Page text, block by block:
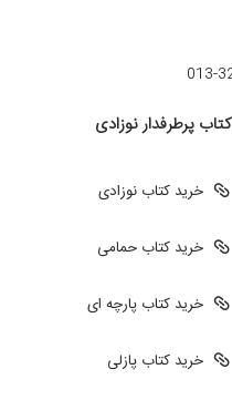
کتاب پرطرفدار نوزادی
خرید کتاب نوزادی
خرید کتاب حمامی
خرید کتاب پارچه ای
خرید کتاب پازلی